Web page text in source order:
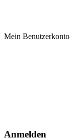
Mein Benutzerkonto
Anmelden